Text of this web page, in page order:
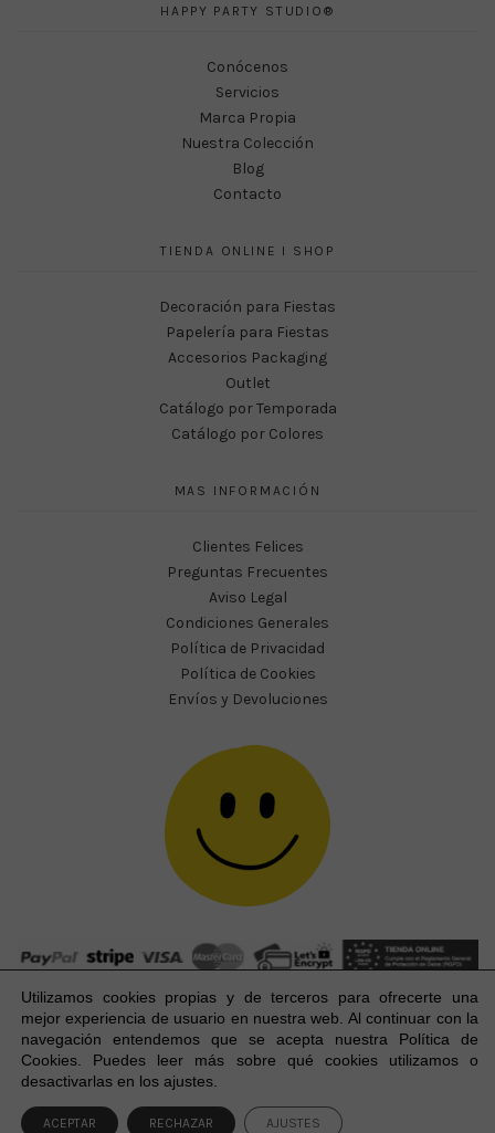
HAPPY PARTY STUDIO®
Conócenos
Servicios
Marca Propia
Nuestra Colección
Blog
Contacto
TIENDA ONLINE I SHOP
Decoración para Fiestas
Papelería para Fiestas
Accesorios Packaging
Outlet
Catálogo por Temporada
Catálogo por Colores
MAS INFORMACIÓN
Clientes Felices
Preguntas Frecuentes
Aviso Legal
Condiciones Generales
Política de Privacidad
Política de Cookies
Envíos y Devoluciones
Happy Party Studio® 2023-2026 I © Todos los derechos
reservados.
Utilizamos cookies propias y de terceros para ofrecerte una
mejor experiencia de usuario en nuestra web. Al continuar con la
navegación entendemos que se acepta nuestra Política de
Cookies. Puedes leer más sobre qué cookies utilizamos o
desactivarlas en los ajustes.
ACEPTAR RECHAZAR AJUSTES
1